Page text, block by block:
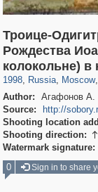
Троице-
Рождества
колокольне) в
1998, Russia
1,407,210
, Moscow
319,878 8,286
,
Author:
Агафонов А.
Source:
http://
Shooting location
Shooting direction: 
Watermark signature:
0
Sign in to share